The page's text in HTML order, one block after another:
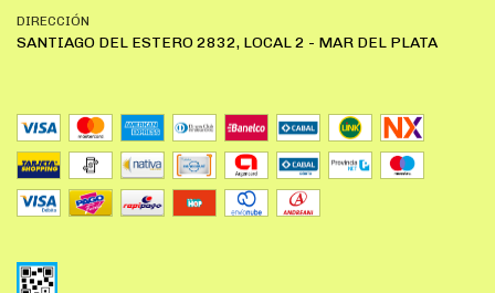
DIRECCIÓN
SANTIAGO DEL ESTERO 2832, LOCAL 2 - MAR DEL PLATA